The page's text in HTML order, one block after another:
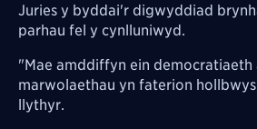
Juries y byddai'r digwyddiad
parhau fel y cynlluniwyd.
"Mae amddiffyn ein democratiaeth
marwolaethau yn faterion
llythyr.